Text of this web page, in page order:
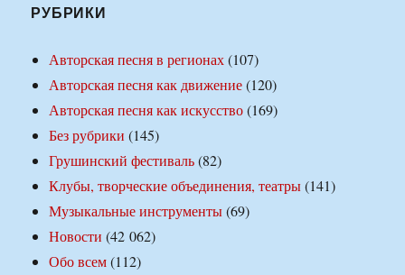
РУБРИКИ
Авторская песня в регионах(107)
Авторская песня как движение(120)
Авторская песня как искусство(169)
Без рубрики (145)
Грушинский фестиваль(82)
Клубы, творческие объединения, театры(141)
Музыкальные инструменты(69)
Новости (42 062)
Обо всем(112)